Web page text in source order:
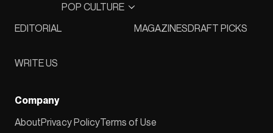
EDITORIAL
POP CULTURE
MAGAZINESDRAFT PICKS
WRITE US
Company
AboutPrivacy PolicyTerms of Use